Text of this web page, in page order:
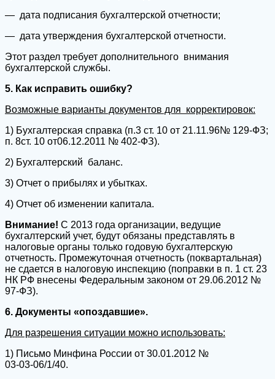
— дата подписания бухгалтерской отчетности;
— дата утверждения бухгалтерской отчетности.
Этот раздел требует дополнительного внимания
бухгалтерской службы.
5. Как исправить ошибку?
Возможные варианты документов для корректировок:
1) Бухгалтерская справка (п.3 ст. 10 от 21.11.96№ 129‑ФЗ;
п. 8ст. 10 от06.12.2011 № 402‑ФЗ).
2) Бухгалтерский баланс.
3) Отчет о прибылях и убытках.
4) Отчет об изменении капитала.
Внимание! С 2013 года организации, ведущие
бухгалтерский учет, будут обязаны представлять в
налоговые органы только годовую бухгалтерскую
отчетность. Промежуточная отчетность (поквартальная)
не сдается в налоговую инспекцию (поправки в п. 1 ст. 23
НК РФ внесены Федеральным законом от 29.06.2012 №
97‑ФЗ).
6. Документы «опоздавшие».
Для разрешения ситуации можно использовать:
1) Письмо Минфина России от 30.01.2012 №
03‑03‑06/1/40.